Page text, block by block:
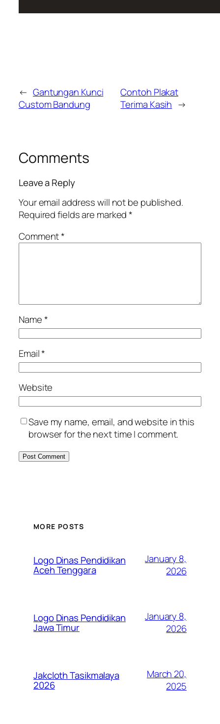
← Gantungan Kunci
Custom Bandung
Contoh Plakat
Terima Kasih →
Comments
Leave a Reply
Your email address will not be published.
Required fields are marked*
Comment*
Name*
Email*
Website
Save my name, email, and website in this
browser for the next time I comment.
MORE POSTS
Logo Dinas Pendidikan
Aceh Tenggara
January 8,
2026
Logo Dinas Pendidikan
Jawa Timur
January 8,
2026
Jakcloth Tasikmalaya
2026
March 20,
2025